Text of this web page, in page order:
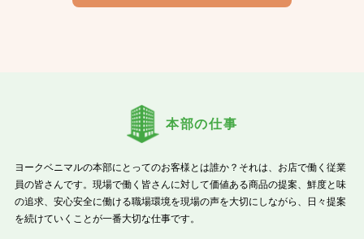
本部の仕事
ヨークベニマルの本部にとってのお客様とは誰か？それは、お店で働く従業
員の皆さんです。現場で働く皆さんに対して価値ある商品の提案、鮮度と味
の追求、安心安全に働ける職場環境を現場の声を大切にしながら、日々提案
を続けていくことが一番大切な仕事です。